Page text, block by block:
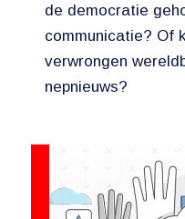
de democratie
communicatie? Of
verwrongen
nepnieuws?